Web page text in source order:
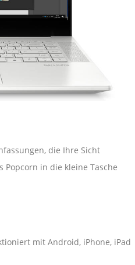
die Ihre Sicht
in die kleine Tasche
mit Android, iPhone, iPad